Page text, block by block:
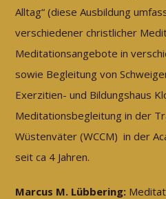
Alltag“ (diese Ausbildung
verschiedener christlicher
Meditationsangebote in
sowie Begleitung von
Exerzitien- und Bildungshaus
Meditationsbegleitung in der
Wüstenväter (WCCM) in der
seit ca 4 Jahren.
Marcus M. Lübbering: